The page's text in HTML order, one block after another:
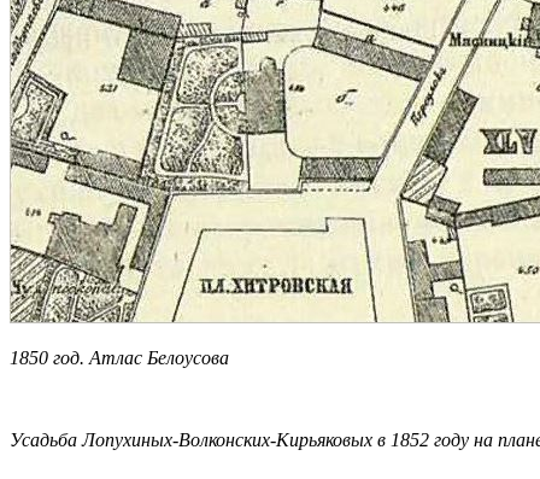
1850 год. Атлас Белоусова
Усадьба Лопухиных-Волконских-Кирьяковых в 1852 году на